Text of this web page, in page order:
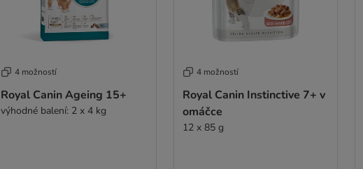
4 možností
Royal Canin Ageing 15+
výhodné balení: 2 x 4 kg
4 možností
Royal Canin Instinctive 7+ v
omáčce
12 x 85 g